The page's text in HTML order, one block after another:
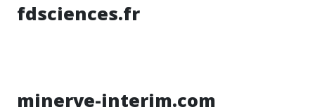
fdsciences.fr
minerve-interim.com